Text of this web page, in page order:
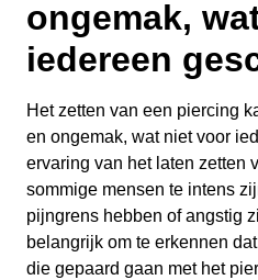
ongemak,
iedereen
Het zetten van een piercing
en ongemak, wat niet voor
ervaring van het laten zetten
sommige mensen te intens
pijngrens hebben of angstig
belangrijk om te erkennen
die gepaard gaan met het